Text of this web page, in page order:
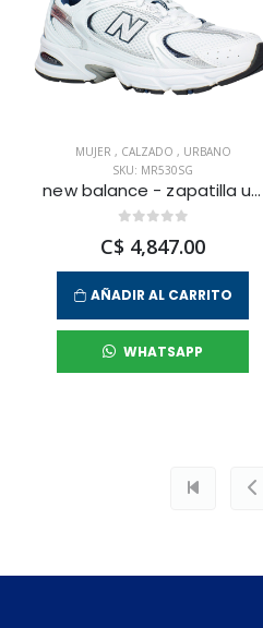
MUJER , CALZADO , URBANO
SKU: MR530SG
new balance - zapatilla urbana 530 para mujer
C$ 4,847.00
AÑADIR AL CARRITO
WHATSAPP